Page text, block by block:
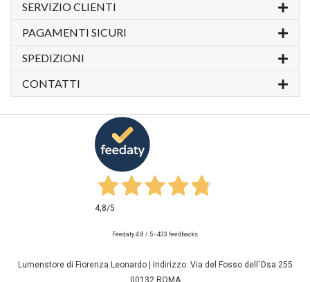
SERVIZIO CLIENTI
PAGAMENTI SICURI
SPEDIZIONI
CONTATTI
Lumenstore di Fiorenza Leonardo | Indirizzo: Via del Fosso dell'Osa 255
4,8/5
Feedaty 4.8 / 5 -433 feedbacks